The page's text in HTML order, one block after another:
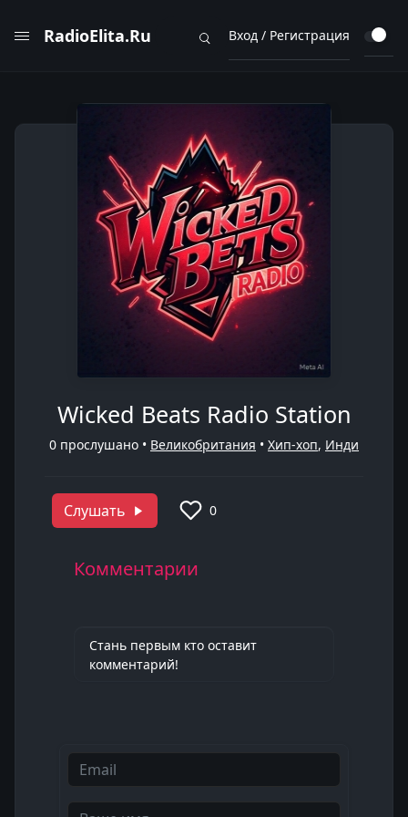
RadioElita.Ru Вход / Регистрация
Wicked Beats Radio Station
0 прослушано • Великобритания • Хип-хоп, Инди
Слушать 0
Комментарии
Стань первым кто оставит
комментарий!